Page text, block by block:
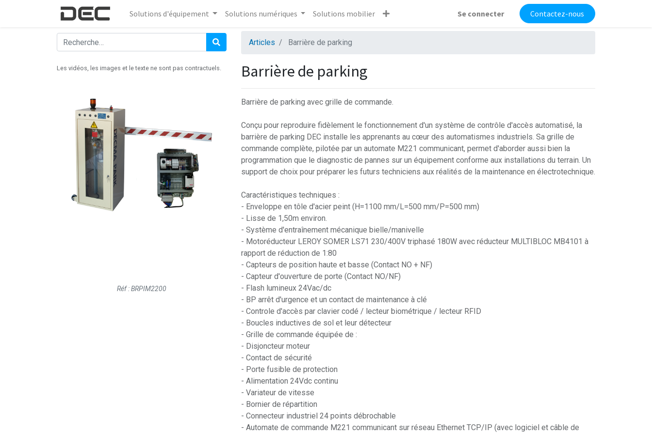
Solutions d'équipement Solutions numériques Solutions mobilier Se connecter Contactez-nous
Articles Barrière de parking
Les vidéos, les images et le texte ne sont pas contractuels.
Réf : BRPIM2200
Barrière de parking
Barrière de parking avec grille de commande.
Conçu pour reproduire fidèlement le fonctionnement d'un système de contrôle d'accès automatisé, la
barrière de parking DEC installe les apprenants au cœur des automatismes industriels. Sa grille de
commande complète, pilotée par un automate M221 communicant, permet d'aborder aussi bien la
programmation que le diagnostic de pannes sur un équipement conforme aux installations du terrain. Un
support de choix pour préparer les futurs techniciens aux réalités de la maintenance en électrotechnique.
Caractéristiques techniques :
- Enveloppe en tôle d'acier peint (H=1100 mm/L=500 mm/P=500 mm)
- Lisse de 1,50m environ.
- Système d'entraînement mécanique bielle/manivelle
- Motoréducteur LEROY SOMER LS71 230/400V triphasé 180W avec réducteur MULTIBLOC MB4101 à
rapport de réduction de 1:80
- Capteurs de position haute et basse (Contact NO + NF)
- Capteur d'ouverture de porte (Contact NO/NF)
- Flash lumineux 24Vac/dc
- BP arrêt d'urgence et un contact de maintenance à clé
- Controle d'accès par clavier codé / lecteur biométrique / lecteur RFID
- Boucles inductives de sol et leur détecteur
- Grille de commande équipée de :
- Disjoncteur moteur
- Contact de sécurité
- Porte fusible de protection
- Alimentation 24Vdc continu
- Variateur de vitesse
- Bornier de répartition
- Connecteur industriel 24 points débrochable
- Automate de commande M221 communicant sur réseau Ethernet TCP/IP (avec logiciel et câble de